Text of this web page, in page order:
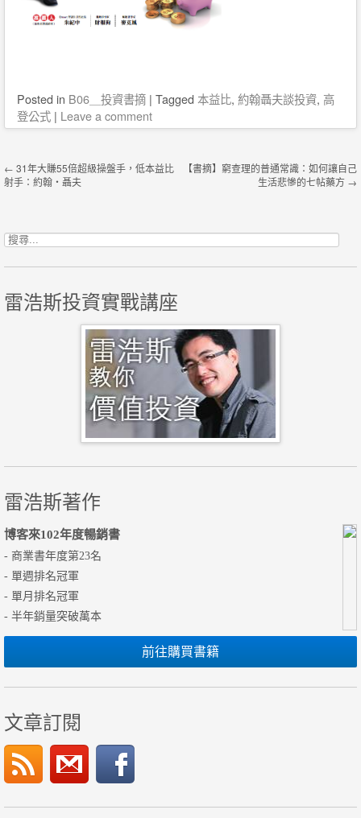
Posted in B06＿投資書摘 | Tagged 本益比, 約翰聶夫談投資, 高
登公式 | Leave a comment
← 31年大賺55倍超級操盤手，低本益比
射手：約翰・聶夫
【書摘】窮查理的普通常識：如何讓自己
生活悲慘的七帖藥方 →
搜尋關鍵字:
雷浩斯投資實戰講座
雷浩斯著作
博客來102年度暢銷書
- 商業書年度第23名
- 單週排名冠軍
- 單月排名冠軍
- 半年銷量突破萬本
前往購買書籍
文章訂閱